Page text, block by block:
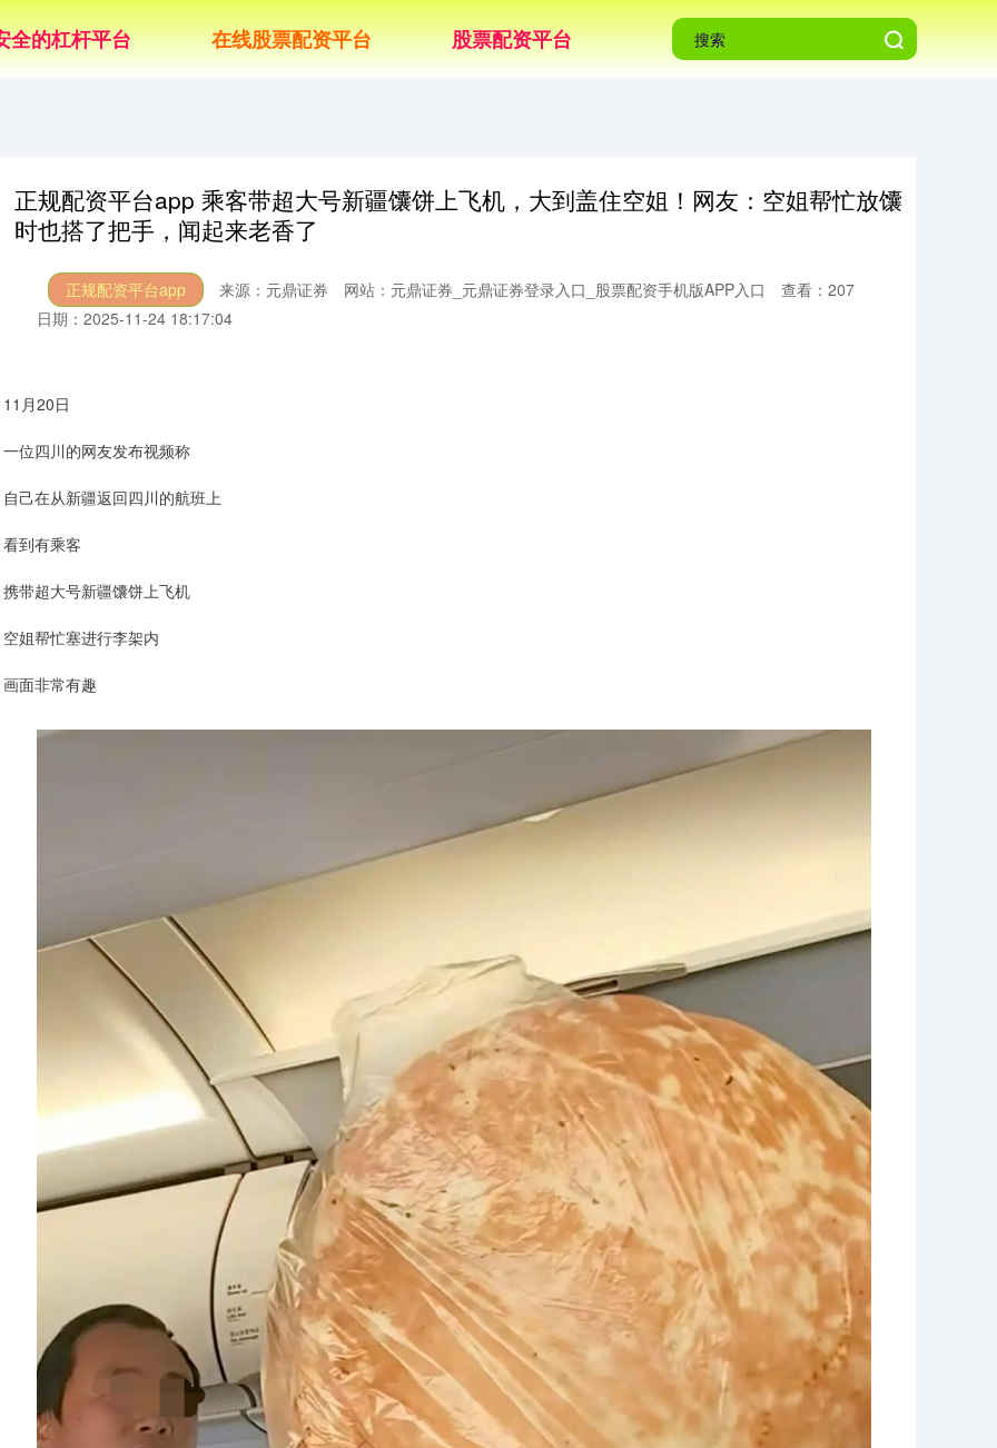
全的杠杆平台 在线股票配资平台 股票配资平台
正规配资平台app 乘客带超大号新疆馕饼上飞机，大到盖住空姐！网友：空姐帮忙放馕
时也搭了把手，闻起来老香了
正规配资平台app 来源：元鼎证券 网站：元鼎证券_元鼎证券登录入口_股票配资手机版APP入口
查看：207
日期：2025-11-24 18:17:04
11月20日
一位四川的网友发布视频称
自己在从新疆返回四川的航班上
看到有乘客
携带超大号新疆馕饼上飞机
空姐帮忙塞进行李架内
画面非常有趣